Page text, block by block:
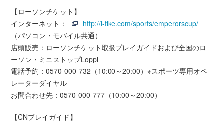
【ローソンチケット】
インターネット：
http://l-tike.com/sports/emperorscup/
（パソコン・モバイル共通）
店頭販売：ローソンチケット取扱プレイガイドおよび全国のロ
ーソン・ミニストップLoppi
電話予約：0570-000-732（10:00～20:00）※スポーツ専用オペ
レーターダイヤル
お問合わせ先：0570-000-777（10:00～20:00）
【CNプレイガイド】